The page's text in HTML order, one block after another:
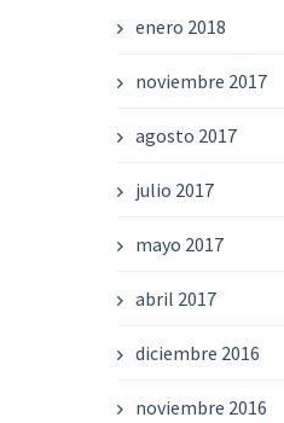
enero 2018
noviembre 2017
agosto 2017
julio 2017
mayo 2017
abril 2017
diciembre 2016
noviembre 2016